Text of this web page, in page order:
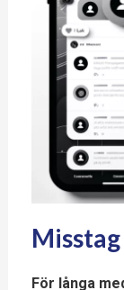
För långa